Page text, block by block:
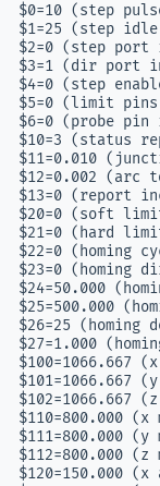
$0=10 (step
$1=25 (step
$2=0 (step port
$3=1 (dir port
$4=0 (step
$5=0 (limit
$6=0 (probe
$10=3 (status
$11=0.010
$12=0.002 (arc
$13=0 (report
$20=0 (soft
$21=0 (hard
$22=0 (homing
$23=0 (homing
$24=50.000
$25=500.000
$26=25 (homing
$27=1.000
$100=1066.667
$101=1066.667
$102=1066.667
$110=800.000 (x
$111=800.000 (y
$112=800.000 (z
$120=150.000 (x